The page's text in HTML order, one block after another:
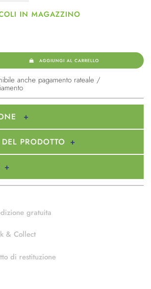
IN MAGAZZINO
AGGIUNGI AL CARRELLO
anche pagamento rateale /
PRODOTTO
gratuita
& Collect
di restituzione